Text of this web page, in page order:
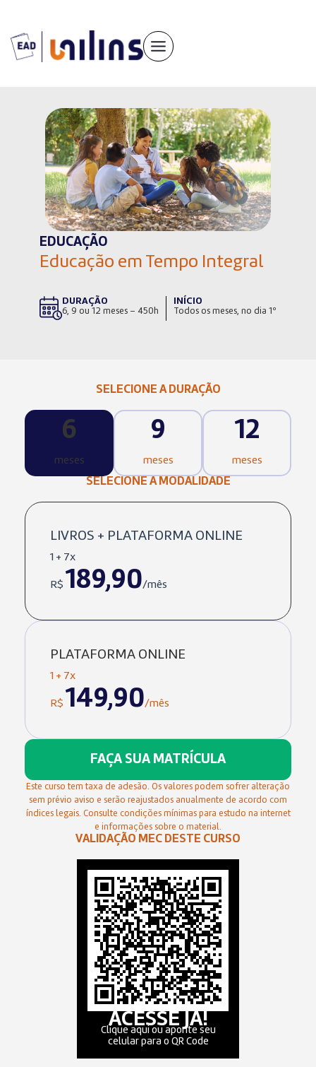
conteúdo
EDUCAÇÃO
Educação em Tempo Integral
DURAÇÃO
6, 9 ou 12 meses – 450h
INÍCIO
Todos os meses, no dia 1º
SELECIONE A DURAÇÃO
6
meses
9
meses
12
meses
SELECIONE A MODALIDADE
LIVROS + PLATAFORMA ONLINE
1 + 7x
R$ 189,90/mês
PLATAFORMA ONLINE
1 + 7x
R$ 149,90/mês
FAÇA SUA MATRÍCULA
Este curso tem taxa de adesão. Os valores podem sofrer alteração
sem prévio aviso e serão reajustados anualmente de acordo com
índices legais. Consulte condições mínimas para estudo na internet
e informações sobre o material.
VALIDAÇÃO MEC DESTE CURSO
ACESSE JÁ!
Clique aqui ou aponte seu
celular para o QR Code